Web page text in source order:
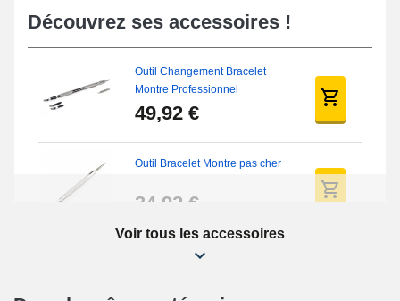
Découvrez ses accessoires !
Outil Changement Bracelet
Montre Professionnel
49,92 €
Outil Bracelet Montre pas cher
34,92 €
Kit Réparation Montre Débutant
16,90 €
Voir tous les accessoires